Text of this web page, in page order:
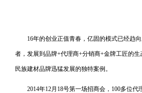
16年的创业正值青春，亿固的模式已经趋
者，发展到品牌+代理商+分销商+金牌工匠的
民族建材品牌迅猛发展的独特案例。
2014年12月18号第一场招商会，100多位